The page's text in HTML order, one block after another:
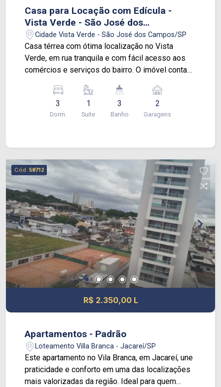
Casa para Locação com Edícula -
Vista Verde - São José dos
Campos/SP
Cidade Vista Verde - São José dos Campos/SP
Casa térrea com ótima localização no Vista
Verde, em rua tranquila e com fácil acesso aos
comércios e serviços do bairro. O imóvel conta
aconchegante, piso cerâmico em todos os
ambientes e vaga para 2 carros. Possui também
jardim na frente, trazendo mais conforto e
office ou acomodação adicional. Uma boa
oportunidade para quem busca um imóvel
espaçoso em uma das melhores localizações do
bairro.
3
Dorm.
1
Suite
3
Banho
2
Garagens
Cód. 58712
R$ 2.350,00 L
Apartamentos - Padrão
Loteamento Villa Branca - Jacareí/SP
Este apartamento no Vila Branca, em Jacareí, une
praticidade e conforto em uma das localizações
mais valorizadas da região. Ideal para quem